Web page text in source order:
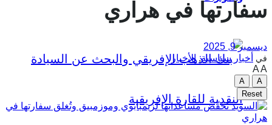
سفارتها في هراري
ديسمبر 9, 2025
في أخبار سياسية,الأخبار
AA
A
A
Reset